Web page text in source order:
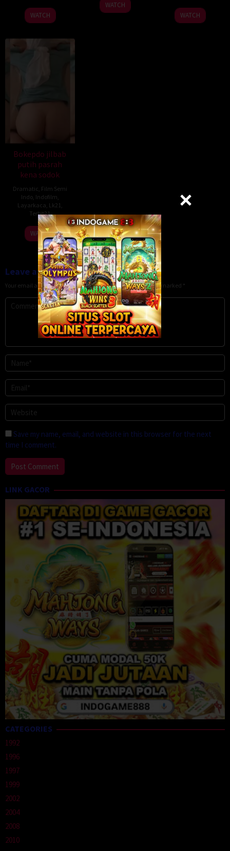
WATCH
WATCH
WATCH
Bokepdo jilbab
putih pasrah
kena sodok
Dramatic Film Semi
Indo, Indofilm
Layarkaca Lk21
Terbit21
WATCH
Leave a Reply
Your email address will not be published.Required fields are marked *
Save my name, email, and website in this browser for the next
time I comment.
LINK GACOR
CATEGORIES
1992
1996
1997
1999
2002
2004
2008
2010